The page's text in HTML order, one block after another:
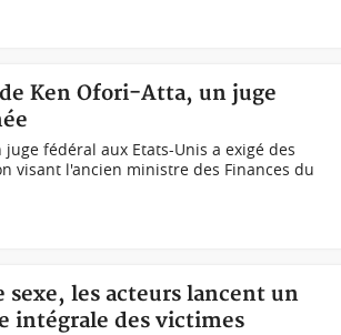
Ken Ofori-Atta, un juge
fédéral aux Etats-Unis a exigé des
visant l'ancien ministre des Finances du
sexe, les acteurs lancent un
intégrale des victimes